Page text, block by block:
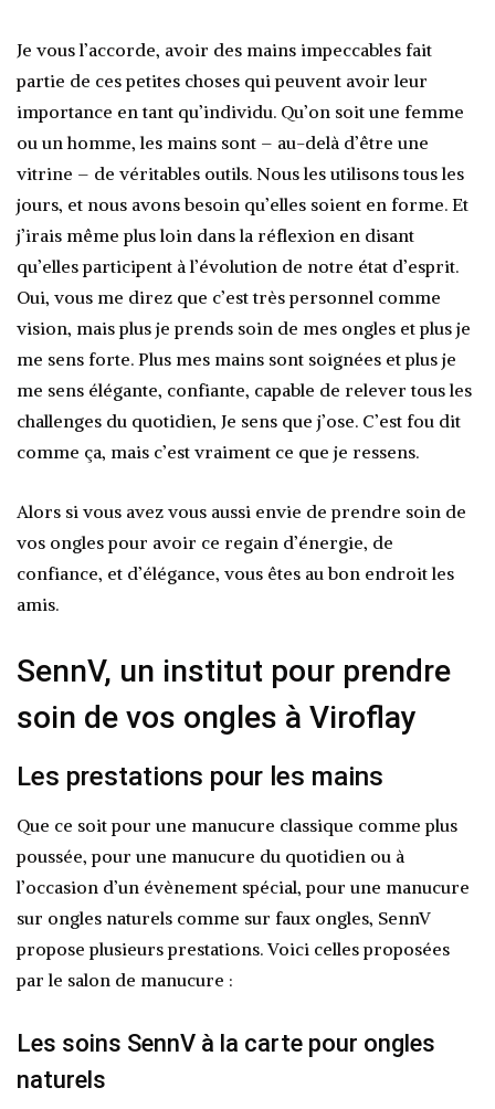
Je vous l’accorde, avoir des mains impeccables fait
partie de ces petites choses qui peuvent avoir leur
importance en tant qu’individu. Qu’on soit une femme
ou un homme, les mains sont – au-delà d’être une
vitrine – de véritables outils. Nous les utilisons tous les
jours, et nous avons besoin qu’elles soient en forme. Et
j’irais même plus loin dans la réflexion en disant
qu’elles participent à l’évolution de notre état d’esprit.
Oui, vous me direz que c’est très personnel comme
vision, mais plus je prends soin de mes ongles et plus je
me sens forte. Plus mes mains sont soignées et plus je
me sens élégante, confiante, capable de relever tous les
challenges du quotidien, Je sens que j’ose. C’est fou dit
comme ça, mais c’est vraiment ce que je ressens.
Alors si vous avez vous aussi envie de prendre soin de
vos ongles pour avoir ce regain d’énergie, de
confiance, et d’élégance, vous êtes au bon endroit les
amis.
SennV, un institut pour prendre
soin de vos ongles à Viroflay
Les prestations pour les mains
Que ce soit pour une manucure classique comme plus
poussée, pour une manucure du quotidien ou à
l’occasion d’un évènement spécial, pour une manucure
sur ongles naturels comme sur faux ongles, SennV
propose plusieurs prestations. Voici celles proposées
par le salon de manucure :
Les soins SennV à la carte pour ongles
naturels